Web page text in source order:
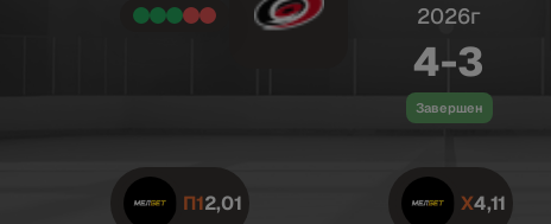
2026г
4-3
Завершен
П12,01 X4,11